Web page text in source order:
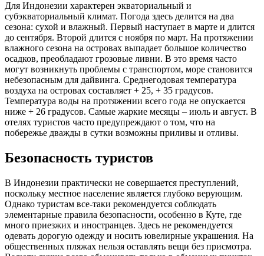
Для Индонезии характерен экваториальный и
субэкваториальный климат. Погода здесь делится на два
сезона: сухой и влажный. Первый наступает в марте и длится
до сентября. Второй длится с ноября по март. На протяжении
влажного сезона на островах выпадает большое количество
осадков, преобладают грозовые ливни. В это время часто
могут возникнуть проблемы с транспортом, море становится
небезопасным для дайвинга. Среднегодовая температура
воздуха на островах составляет + 25, + 35 градусов.
Температура воды на протяжении всего года не опускается
ниже + 26 градусов. Самые жаркие месяцы – июль и август. В
отелях туристов часто предупреждают о том, что на
побережье дважды в сутки возможны приливы и отливы.
Безопасность туристов
В Индонезии практически не совершается преступлений,
поскольку местное население является глубоко верующим.
Однако туристам все-таки рекомендуется соблюдать
элементарные правила безопасности, особенно в Куте, где
много приезжих и иностранцев. Здесь не рекомендуется
одевать дорогую одежду и носить ювелирные украшения. На
общественных пляжах нельзя оставлять вещи без присмотра.